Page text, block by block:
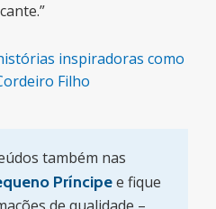
inspiradoras como
Filho
também nas
Príncipee fique